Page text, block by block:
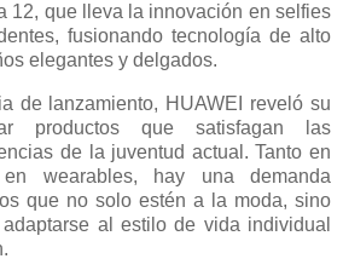
12, que lleva la innovación en selfies
fusionando tecnología de alto
elegantes y delgados.
de lanzamiento, HUAWEI reveló su
productos que satisfagan las
de la juventud actual. Tanto en
en wearables, hay una demanda
que no solo estén a la moda, sino
al estilo de vida individual